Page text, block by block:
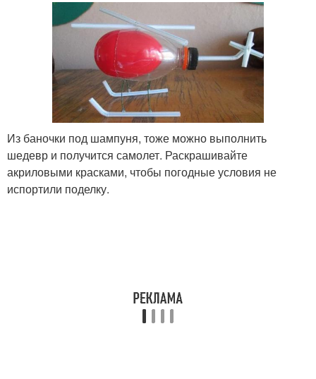
Из баночки под шампуня, тоже можно выполнить
шедевр и получится самолет. Раскрашивайте
акриловыми красками, чтобы погодные условия не
испортили поделку.